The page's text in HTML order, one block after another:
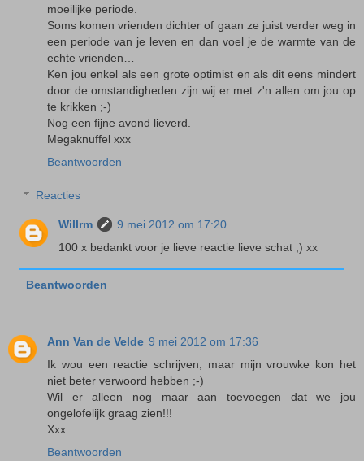
moeilijke periode.
Soms komen vrienden dichter of gaan ze juist verder weg in
een periode van je leven en dan voel je de warmte van de
echte vrienden…
Ken jou enkel als een grote optimist en als dit eens mindert
door de omstandigheden zijn wij er met z'n allen om jou op
te krikken ;-)
Nog een fijne avond lieverd.
Megaknuffel xxx
Beantwoorden
Reacties
Willrm
9 mei 2012 om 17:20
100 x bedankt voor je lieve reactie lieve schat ;) xx
Beantwoorden
Ann Van de Velde 9 mei 2012 om 17:36
Ik wou een reactie schrijven, maar mijn vrouwke kon het
niet beter verwoord hebben ;-)
Wil er alleen nog maar aan toevoegen dat we jou
ongelofelijk graag zien!!!
Xxx
Beantwoorden